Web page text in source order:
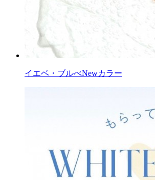
イエベ・ブルべNewカラー